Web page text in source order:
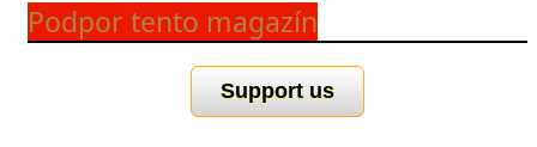
Podpor tento magazín
Support us